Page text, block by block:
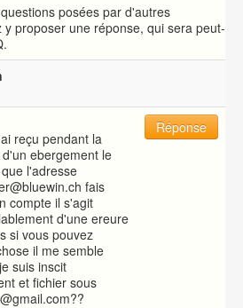
posées par d'autres
y proposer une réponse, qui sera peut-
reçu pendant la
ebergement le
l'adresse
fais
compte il s'agit
d'une ereure
si vous pouvez
il me semble
suis inscit
et fichier sous
Réponse